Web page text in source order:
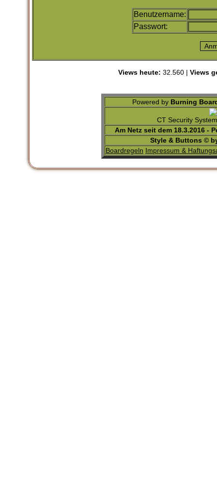
Benutzername:
Passwort:
Views heute: 32.560 | Views
Powered by Burning
CT Security
Am Netz seit dem 18.3.2016 -
Style & Buttons ©
Boardregeln Impressum &